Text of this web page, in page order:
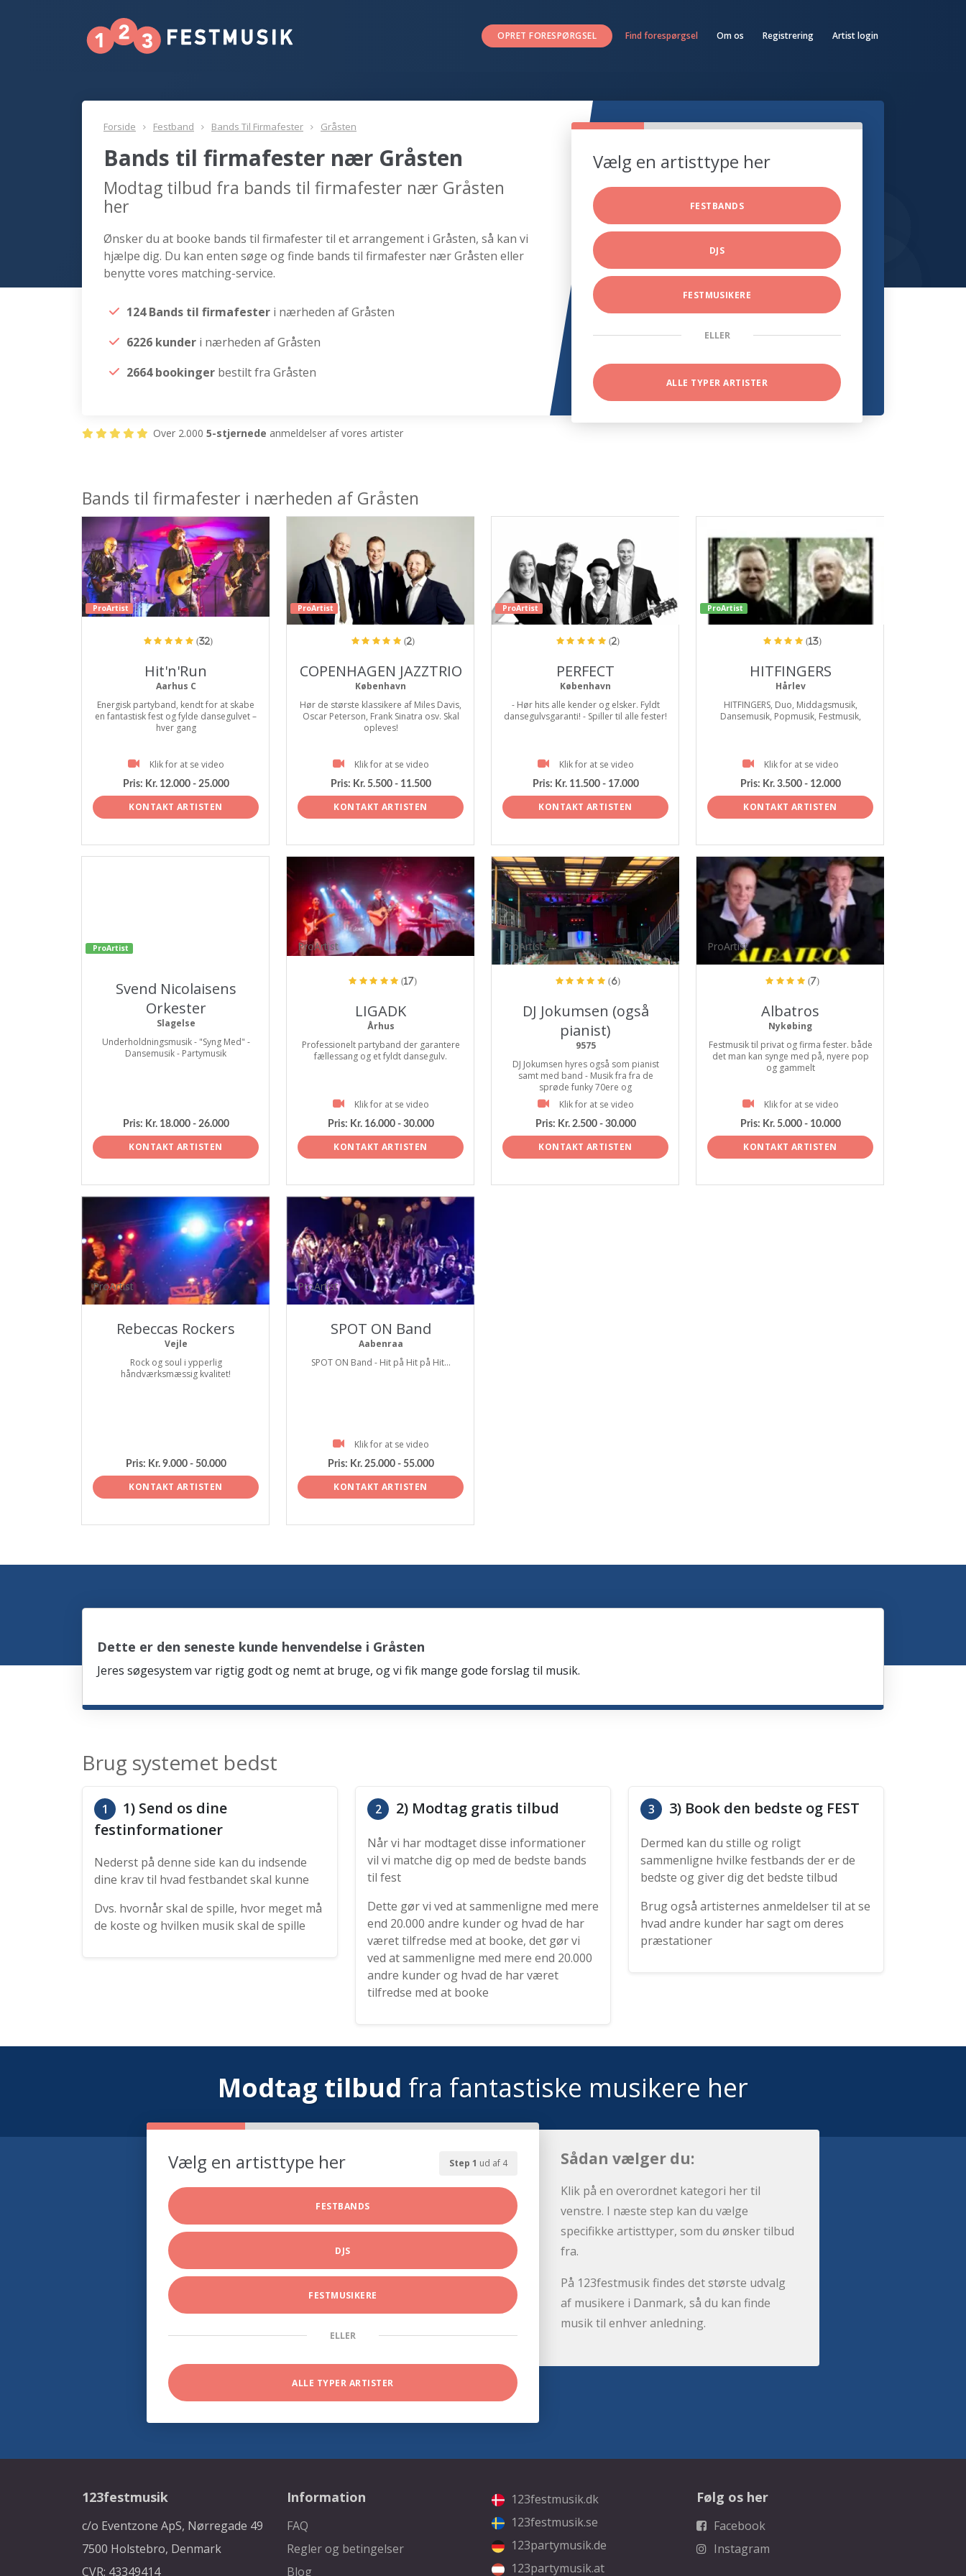
OPRET FORESPØRGSEL Find forespørgsel Om os Registrering Artist login
Forside Festband Bands Til Firmafester Gråsten
Bands til firmafester nær Gråsten
Modtag tilbud fra bands til firmafester nær Gråsten
her
Ønsker du at booke bands til firmafester til et arrangement i Gråsten, så kan vi
hjælpe dig. Du kan enten søge og finde bands til firmafester nær Gråsten eller
benytte vores matching-service.
124 Bands til firmafester i nærheden af Gråsten
6226 kunder i nærheden af Gråsten
2664 bookinger bestilt fra Gråsten
Vælg en artisttype her
FESTBANDS
DJS
FESTMUSIKERE
ELLER
ALLE TYPER ARTISTER
Over 2.000 5-stjernede anmeldelser af vores artister
Bands til firmafester i nærheden af Gråsten
ProArtist
(32)
Hit'n'Run
Aarhus C
Energisk partyband, kendt for at skabe
en fantastisk fest og fylde dansegulvet –
hver gang
Klik for at se video
Pris: Kr. 12.000 - 25.000
KONTAKT ARTISTEN
ProArtist
(2)
COPENHAGEN JAZZTRIO
København
Hør de største klassikere af Miles Davis,
Oscar Peterson, Frank Sinatra osv. Skal
opleves!
Klik for at se video
Pris: Kr. 5.500 - 11.500
KONTAKT ARTISTEN
ProArtist
(2)
PERFECT
København
- Hør hits alle kender og elsker. Fyldt
dansegulvsgaranti! - Spiller til alle fester!
Klik for at se video
Pris: Kr. 11.500 - 17.000
KONTAKT ARTISTEN
ProArtist
(13)
HITFINGERS
Hårlev
HITFINGERS, Duo, Middagsmusik,
Dansemusik, Popmusik, Festmusik,
Klik for at se video
Pris: Kr. 3.500 - 12.000
KONTAKT ARTISTEN
ProArtist
Svend Nicolaisens
Orkester
Slagelse
Underholdningsmusik - "Syng Med" -
Dansemusik - Partymusik
Pris: Kr. 18.000 - 26.000
KONTAKT ARTISTEN
ProArtist
(17)
LIGADK
Århus
Professionelt partyband der garantere
fællessang og et fyldt dansegulv.
Klik for at se video
Pris: Kr. 16.000 - 30.000
KONTAKT ARTISTEN
ProArtist
(6)
DJ Jokumsen (også
pianist)
9575
DJ Jokumsen hyres også som pianist
samt med band - Musik fra fra de
sprøde funky 70ere og
Klik for at se video
Pris: Kr. 2.500 - 30.000
KONTAKT ARTISTEN
ProArtist
(7)
Albatros
Nykøbing
Festmusik til privat og firma fester. både
det man kan synge med på, nyere pop
og gammelt
Klik for at se video
Pris: Kr. 5.000 - 10.000
KONTAKT ARTISTEN
ProArtist
Rebeccas Rockers
Vejle
Rock og soul i ypperlig
håndværksmæssig kvalitet!
Pris: Kr. 9.000 - 50.000
KONTAKT ARTISTEN
ProArtist
SPOT ON Band
Aabenraa
SPOT ON Band - Hit på Hit på Hit...
Klik for at se video
Pris: Kr. 25.000 - 55.000
KONTAKT ARTISTEN
Dette er den seneste kunde henvendelse i Gråsten
Jeres søgesystem var rigtig godt og nemt at bruge, og vi fik mange gode forslag til musik.
Brug systemet bedst
1
1) Send os dine
festinformationer
Nederst på denne side kan du indsende
dine krav til hvad festbandet skal kunne
Dvs. hvornår skal de spille, hvor meget må
de koste og hvilken musik skal de spille
2 2) Modtag gratis tilbud
Når vi har modtaget disse informationer
vil vi matche dig op med de bedste bands
til fest
Dette gør vi ved at sammenligne med mere
end 20.000 andre kunder og hvad de har
været tilfredse med at booke, det gør vi
ved at sammenligne med mere end 20.000
andre kunder og hvad de har været
tilfredse med at booke
3 3) Book den bedste og FEST
Dermed kan du stille og roligt
sammenligne hvilke festbands der er de
bedste og giver dig det bedste tilbud
Brug også artisternes anmeldelser til at se
hvad andre kunder har sagt om deres
præstationer
Modtag tilbud fra fantastiske musikere her
Step 1 ud af 4
Vælg en artisttype her
FESTBANDS
DJS
FESTMUSIKERE
ELLER
ALLE TYPER ARTISTER
Sådan vælger du:
Klik på en overordnet kategori her til
venstre. I næste step kan du vælge
specifikke artisttyper, som du ønsker tilbud
fra.
På 123festmusik findes det største udvalg
af musikere i Danmark, så du kan finde
musik til enhver anledning.
123festmusik
c/o Eventzone ApS, Nørregade 49
7500 Holstebro, Denmark
CVR: 43349414
Information
FAQ
Regler og betingelser
Blog
123festmusik.dk
123festmusik.se
123partymusik.de
123partymusik.at
Følg os her
Facebook
Instagram